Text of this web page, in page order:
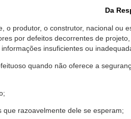
Da
o produtor, o construtor, nacional ou
por defeitos decorrentes de
insuficientes ou
quando não oferece a
que razoavelmente dele se esperam;